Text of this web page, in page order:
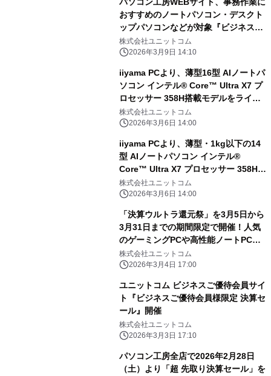
おすすめのノートパソコン・デスクト
ップパソコンなどが対象『ビジネス応
援パソコンセール』開催中
株式会社ユニットコム
2026年3月9日 14:10
iiyama PCより、薄型16型 AIノートパ
ソコン インテル® Core™ Ultra X7 プ
ロセッサー 358H搭載モデルをライン
ナップに追加
株式会社ユニットコム
2026年3月6日 14:00
iiyama PCより、薄型・1kg以下の14
型 AIノートパソコン インテル®
Core™ Ultra X7 プロセッサー 358H搭
載モデルをラインナップに追加
株式会社ユニットコム
2026年3月6日 14:00
「決算ウルトラ還元祭」を3月5日から
3月31日までの期間限定で開催！人気
のゲーミングPCや高性能ノートPCな
ど対象iiyama PCのご購入で最大3万円
分相当を還元
株式会社ユニットコム
2026年3月4日 17:00
ユニットコム ビジネスご優待会員サイ
ト『ビジネスご優待会員様限定 決算セ
ール』開催
株式会社ユニットコム
2026年3月3日 17:10
パソコン工房全店で2026年2月28日
（土）より「超 先取り決算セール」を